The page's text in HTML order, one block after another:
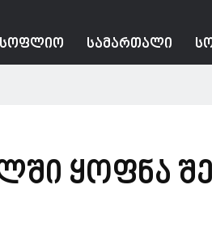
ᲡᲐᲛᲐᲠᲗᲐᲚᲘ
ყოფნა